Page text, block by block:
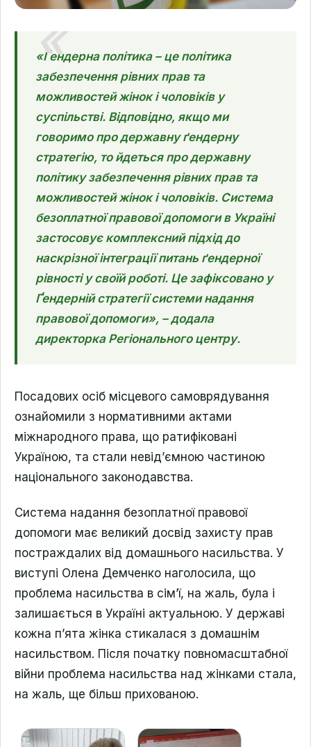
«Ґендерна політика – це політика
забезпечення рівних прав та
можливостей жінок і чоловіків у
суспільстві. Відповідно, якщо ми
говоримо про державну ґендерну
стратегію, то йдеться про державну
політику забезпечення рівних прав та
можливостей жінок і чоловіків. Система
безоплатної правової допомоги в Україні
застосовує комплексний підхід до
наскрізної інтеграції питань ґендерної
рівності у своїй роботі. Це зафіксовано у
Ґендерній стратегії системи надання
правової допомоги», – додала
директорка Регіонального центру.
Посадових осіб місцевого самоврядування
ознайомили з нормативними актами
міжнародного права, що ратифіковані
Україною, та стали невід’ємною частиною
національного законодавства.
Система надання безоплатної правової
допомоги має великий досвід захисту прав
постраждалих від домашнього насильства. У
виступі Олена Демченко наголосила, що
проблема насильства в сім’ї, на жаль, була і
залишається в Україні актуальною. У державі
кожна п’ята жінка стикалася з домашнім
насильством. Після початку повномасштабної
війни проблема насильства над жінками стала,
на жаль, ще більш прихованою.